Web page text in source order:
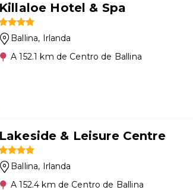
Killaloe Hotel & Spa
Ballina, Irlanda
A 152.1 km de Centro de Ballina
Lakeside & Leisure Centre
Ballina, Irlanda
A 152.4 km de Centro de Ballina